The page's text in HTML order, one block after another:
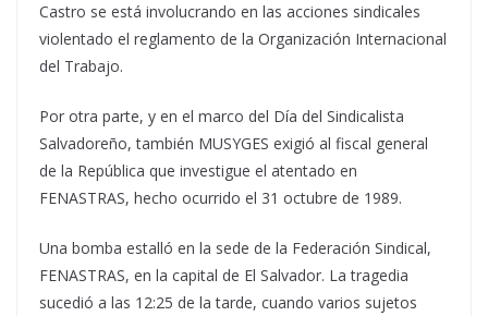
Castro se está involucrando en las acciones sindicales
violentado el reglamento de la Organización Internacional
del Trabajo.
Por otra parte, y en el marco del Día del Sindicalista
Salvadoreño, también MUSYGES exigió al fiscal general
de la República que investigue el atentado en
FENASTRAS, hecho ocurrido el 31 octubre de 1989.
Una bomba estalló en la sede de la Federación Sindical,
FENASTRAS, en la capital de El Salvador. La tragedia
sucedió a las 12:25 de la tarde, cuando varios sujetos